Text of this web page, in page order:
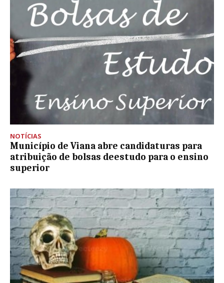
NOTÍCIAS
Município de Viana abre candidaturas para
atribuição de bolsas deestudo para o ensino
superior